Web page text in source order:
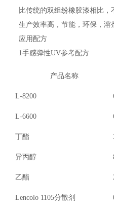
比传统的双组纷橡胶漆相比，
生产效率高，节能，环保，溶
应用配方
1手感弹性UV参考配方
产品名称
L-8200
L-6600
丁酯
异丙醇
乙酯
Lencolo 1105分散剂